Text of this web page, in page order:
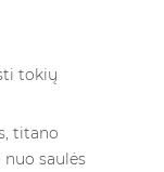
tokių
titano
saulės